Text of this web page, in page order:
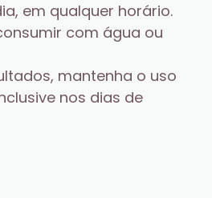
em qualquer horário.
com água ou
mantenha o uso
nos dias de